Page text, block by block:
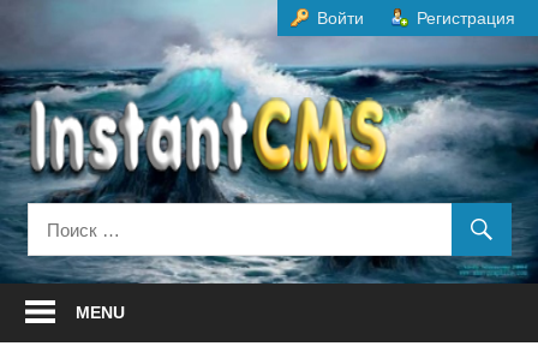
содержанию
Войти Регистрация
MENU